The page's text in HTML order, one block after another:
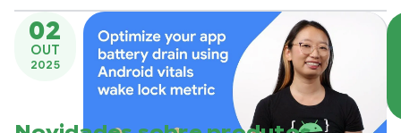
uma estrutura de desempenho personalizada.
02
OUT
2025